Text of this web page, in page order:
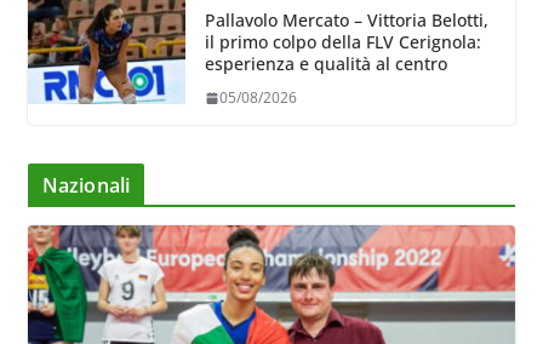
Pallavolo Mercato – Vittoria Belotti,
il primo colpo della FLV Cerignola:
esperienza e qualità al centro
05/08/2026
Nazionali